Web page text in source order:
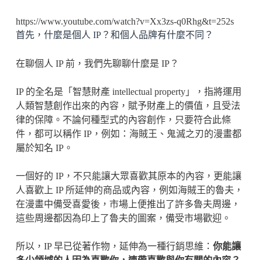
https://www.youtube.com/watch?v=Xx3zs-q0Rhg&t=252s
首先，什麼是個人 IP？和個人品牌有什麼不同？
在聊個人 IP 前，我們先聊聊什麼是 IP？
IP 的全名是「智慧財產 intellectual property」，指將運用
人類智慧創作出來的內容，賦予財產上的價值，且受法
律的保障。不論何種型式的內容創作，只要符合此條
件，都可以稱作 IP，例如：海賊王、鬼滅之刃的漫畫都
屬於知名 IP。
一個好的 IP，不只能讓大眾喜歡其原本的內容，更能讓
人喜歡上 IP 所延伸的商品或內容，例如海賊王的魯夫，
在漫畫中備受喜愛後，市場上便推出了許多魯夫周邊，
這些周邊都因為印上了魯夫的圖案，備受市場歡迎。
所以，IP 早已從著作物，延伸為一種行銷思維： 你能讓